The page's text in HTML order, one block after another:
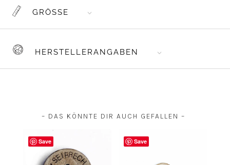
GRÖSSE
HERSTELLERANGABEN
– DAS KÖNNTE DIR AUCH GEFALLEN –
Save Save